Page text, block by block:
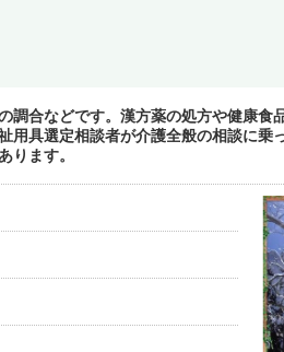
調合などです。漢方薬の処方や健康食
用具選定相談者が介護全般の相談に乗
ります。